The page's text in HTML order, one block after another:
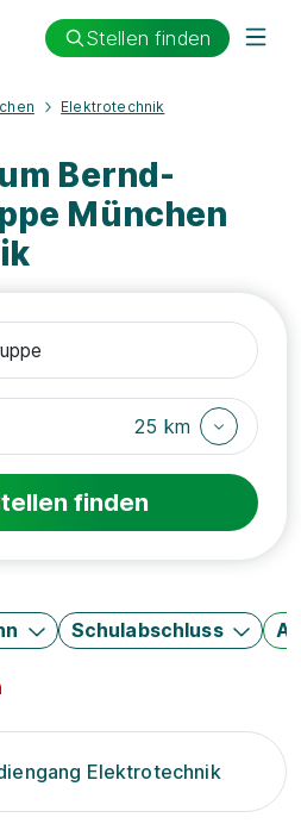
Stellen finden
Elektrotechnik
Bernd-
München
25 km
finden
Schulabschluss
Elektrotechnik